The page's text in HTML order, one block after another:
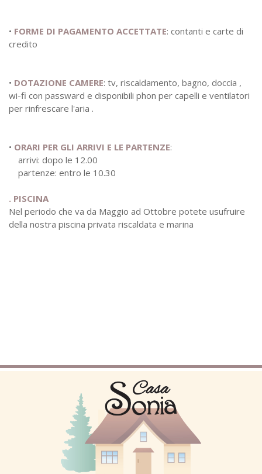
• FORME DI PAGAMENTO ACCETTATE: contanti e carte di
credito
• DOTAZIONE CAMERE: tv, riscaldamento, bagno, doccia ,
wi-fi con passward e disponibili phon per capelli e ventilatori
per rinfrescare l'aria .
• ORARI PER GLI ARRIVI E LE PARTENZE:
arrivi: dopo le 12.00
partenze: entro le 10.30
. PISCINA
Nel periodo che va da Maggio ad Ottobre potete usufruire
della nostra piscina privata riscaldata e marina